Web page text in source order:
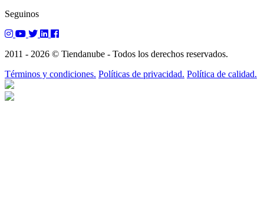
Seguinos
2011 - 2026 © Tiendanube - Todos los derechos reservados.
Términos y condiciones. Políticas de privacidad. Política de calidad.